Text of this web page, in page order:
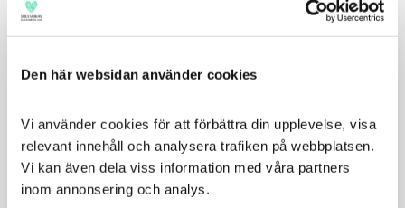
Den här websidan använder cookies
Vi använder cookies för att förbättra din upplevelse, visa
relevant innehåll och analysera trafiken på webbplatsen.
Vi kan även dela viss information med våra partners
inom annonsering och analys.